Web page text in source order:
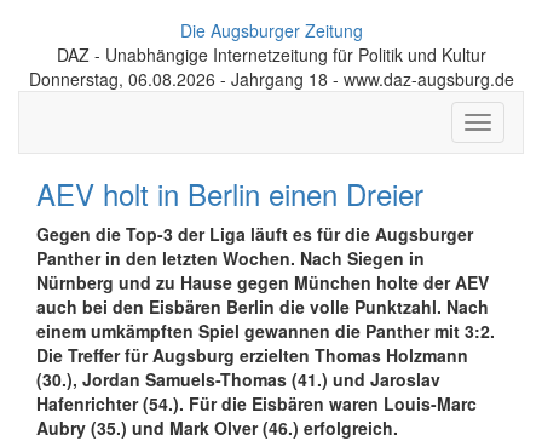
Die Augsburger Zeitung
DAZ - Unabhängige Internetzeitung für Politik und Kultur
Donnerstag, 06.08.2026 - Jahrgang 18 - www.daz-augsburg.de
Toggle
AEV holt in Berlin einen Dreier
Gegen die Top-3 der Liga läuft es für die Augsburger
Panther in den letzten Wochen. Nach Siegen in
Nürnberg und zu Hause gegen München holte der AEV
auch bei den Eisbären Berlin die volle Punktzahl. Nach
einem umkämpften Spiel gewannen die Panther mit 3:2.
Die Treffer für Augsburg erzielten Thomas Holzmann
(30.), Jordan Samuels-Thomas (41.) und Jaroslav
Hafenrichter (54.). Für die Eisbären waren Louis-Marc
Aubry (35.) und Mark Olver (46.) erfolgreich.